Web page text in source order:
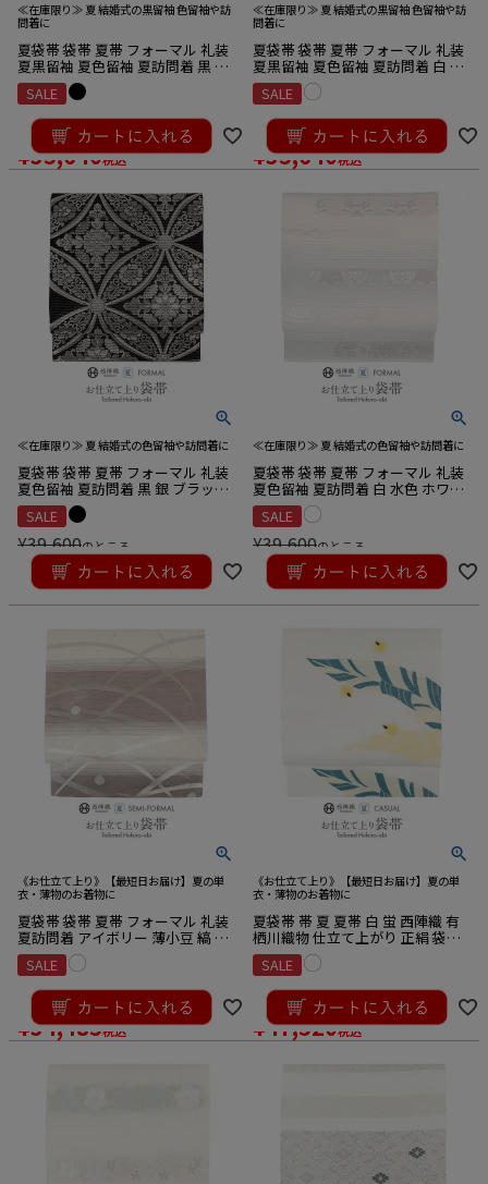
≪在庫限り≫ 夏 結婚式の黒留袖 色留袖や訪
問着に
夏袋帯 袋帯 夏帯 フォーマル 礼装
夏黒留袖 夏色留袖 夏訪問着 黒 銀
ブラック シルバー 縞 菱 華紋 華翔
苑 藤本仁 西陣織 仕立て上がり 未
使用 正絹
SALE
39,600のところ
¥35,640税込
≪在庫限り≫ 夏 結婚式の黒留袖 色留袖や訪
問着に
夏袋帯 袋帯 夏帯 フォーマル 礼装
夏黒留袖 夏色留袖 夏訪問着 白 銀
薄藤色 ホワイト シルバー 縞 菱 華
紋 華翔苑 藤本仁 西陣織 仕立て上
がり 未使用 正絹
SALE
39,600のところ
¥35,640税込
≪在庫限り≫ 夏 結婚式の色留袖や訪問着に
夏袋帯 袋帯 夏帯 フォーマル 礼装
夏色留袖 夏訪問着 黒 銀 ブラック
シルバー 七宝 華紋 絹 絽 佐々木織
物 西陣織 仕立て上がり 新品
SALE
¥39,600のところ
35,640 税込
≪在庫限り≫ 夏 結婚式の色留袖や訪問着に
夏袋帯 袋帯 夏帯 フォーマル 礼装
夏色留袖 夏訪問着 白 水色 ホワイ
ト ブルー 縞 花草 絹 絽 佐々木織物
西陣織 仕立て上がり 新品
SALE
¥39,600のところ
35,640 税込
《お仕立て上り》【最短日お届け】夏の単
衣・薄物のお着物に
夏袋帯 袋帯 夏帯 フォーマル 礼装
夏訪問着 アイボリー 薄小豆 縞 露
芝 絽 京都イシハラ織物 西陣織 仕
立て上がり 新品
SALE
44,000のところ
¥34,485税込
《お仕立て上り》【最短日お届け】夏の単
衣・薄物のお着物に
夏袋帯 帯 夏 夏帯 白 蛍 西陣織 有
栖川織物 仕立て上がり 正絹 袋帯
未使用 新品
SALE
52,800のところ
¥47,520税込